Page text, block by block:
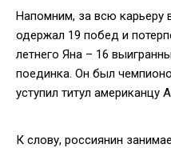
Напомним, за всю карьеру
одержал 19 побед и
летнего Яна – 16
поединка. Он был
уступил титул американцу
К слову, россиянин